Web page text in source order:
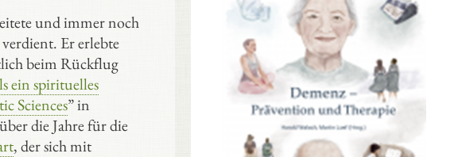
und immer noch
Er erlebte
beim Rückflug
ein spirituelles
Sciences” in
die Jahre für die
, der sich mit